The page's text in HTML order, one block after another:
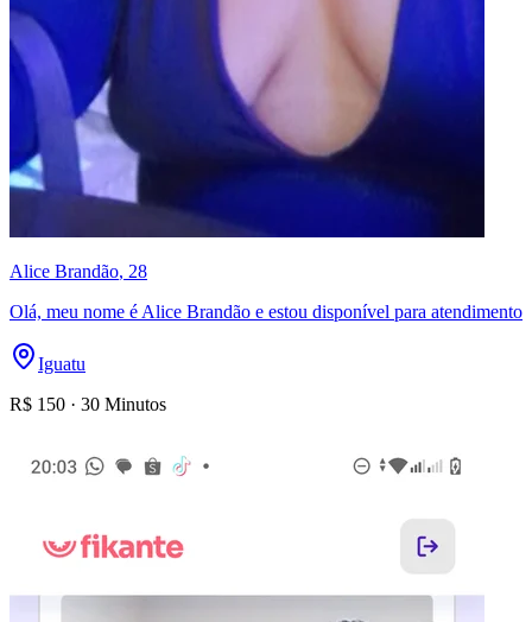
Alice Brandão, 28
Olá, meu nome é Alice Brandão e estou disponível para atendimento
Iguatu
R$ 150 · 30 Minutos